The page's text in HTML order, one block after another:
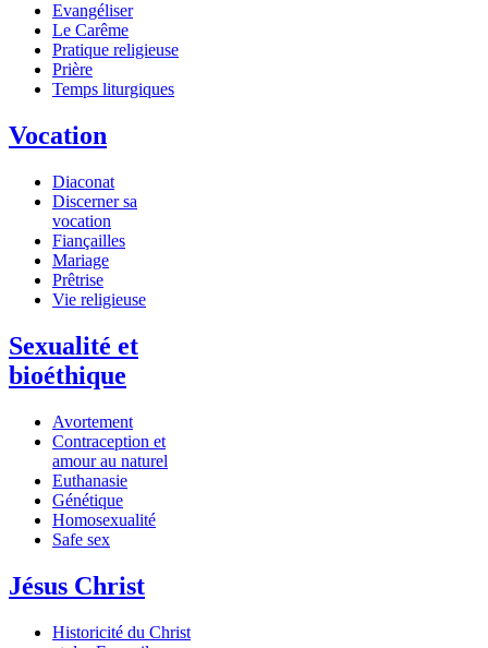
Evangéliser
Le Carême
Pratique religieuse
Prière
Temps liturgiques
Vocation
Diaconat
Discerner sa
vocation
Fiançailles
Mariage
Prêtrise
Vie religieuse
Sexualité et
bioéthique
Avortement
Contraception et
amour au naturel
Euthanasie
Génétique
Homosexualité
Safe sex
Jésus Christ
Historicité du Christ